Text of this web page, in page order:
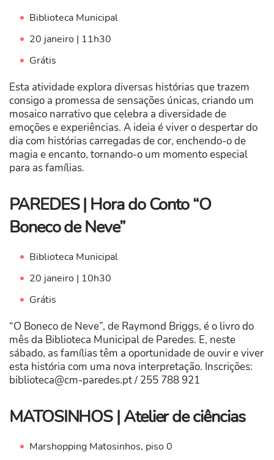
Biblioteca Municipal
20 janeiro | 11h30
Grátis
Esta atividade explora diversas histórias que trazem
consigo a promessa de sensações únicas, criando um
mosaico narrativo que celebra a diversidade de
emoções e experiências. A ideia é viver o despertar do
dia com histórias carregadas de cor, enchendo-o de
magia e encanto, tornando-o um momento especial
para as famílias.
PAREDES | Hora do Conto “O
Boneco de Neve”
Biblioteca Municipal
20 janeiro | 10h30
Grátis
“O Boneco de Neve”, de Raymond Briggs, é o livro do
mês da Biblioteca Municipal de Paredes. E, neste
sábado, as famílias têm a oportunidade de ouvir e viver
esta história com uma nova interpretação. Inscrições:
biblioteca@cm-paredes.pt/ 255 788 921
MATOSINHOS | Atelier de ciências
Marshopping Matosinhos, piso 0